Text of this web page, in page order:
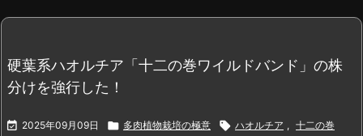
硬葉系ハオルチア「十二の巻ワイルドバンド」の株
分けを強行した！
 2025年09月09日  多肉植物栽培の極意  ハオルチア , 十二の巻